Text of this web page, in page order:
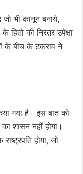
भी कानून बनाये,
हितों की निरंतर उपेक्षा
के बीच के टकराव ने
गया है। इस बात को
शासन नहीं होगा।
होगा, जो